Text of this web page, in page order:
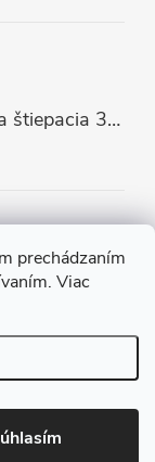
prechádzaním
Viac
EXTOL PREMIUM 8871287 Sekera štiepacia 3500g, nylónová násada 910mm
práva vyhradené.